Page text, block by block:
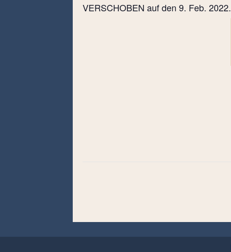
VERSCHOBEN auf den 9. Feb. 2022.